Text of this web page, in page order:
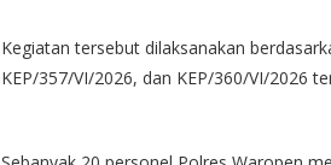
Kegiatan tersebut dilaksanakan
KEP/357/VI/2026, dan KEP/360/VI/2026